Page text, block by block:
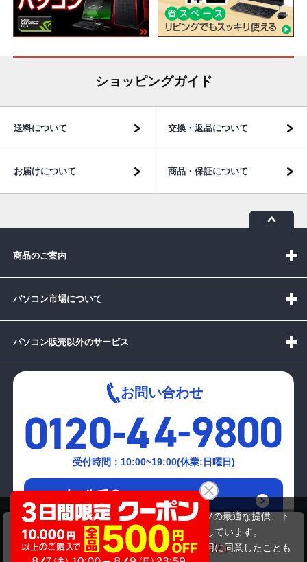
IT)SONY VGN-FZ92NS
商品価格 25,080円 19,580円
ショッピングガイド
送料について 交換・返品について
お届けについて 商品・保証について
商品のご案内
パソコン市場について
パソコン販売以外のサービス
お問い合わせ
受付時間：10:00~19:00(休業:日曜日)
メールでの
お問い合わせはこちら
当サイトでは利用体験の向上およびコンテンツの最適な提供、ト
ラフィックの分析を目的としてCookieを使用しています。
サイトの閲覧を継続された場合、Cookieの利用に同意したことも